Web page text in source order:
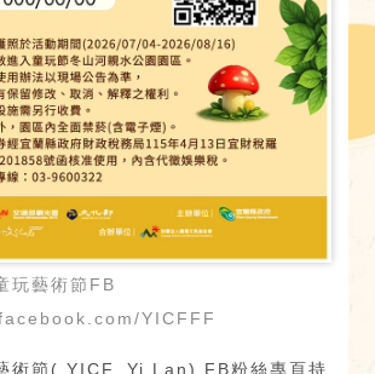
玩藝術節FB
YICFFF
術節( YICF, Yi Lan) FB粉絲專頁持